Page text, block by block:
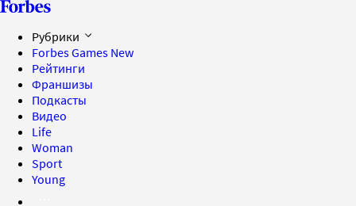
Рубрики
Forbes Games New
Рейтинги
Франшизы
Подкасты
Видео
Life
Woman
Sport
Young